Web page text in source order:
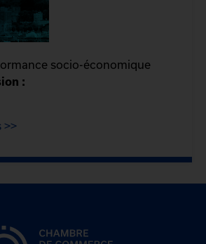
socio-économique
:
>>
de Québec